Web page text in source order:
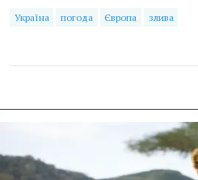
Україна погода Європа злива